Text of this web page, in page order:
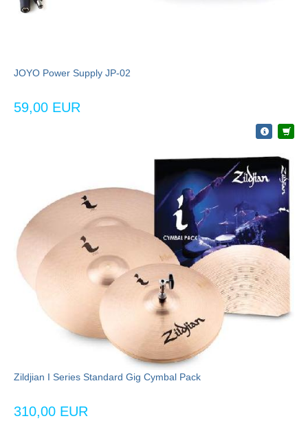
JOYO Power Supply JP-02
59,00 EUR
Zildjian I Series Standard Gig Cymbal Pack
310,00 EUR